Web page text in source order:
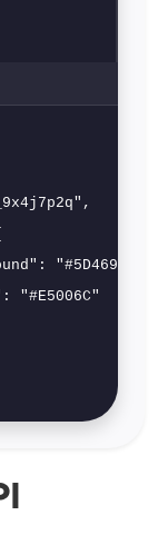
"#5D4696",
"#E5006C"